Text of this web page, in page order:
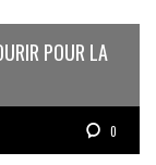
POUR LA
0